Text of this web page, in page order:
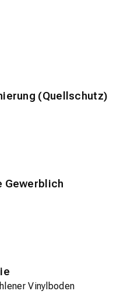
(Quellschutz)
Gewerblich
Vinylboden